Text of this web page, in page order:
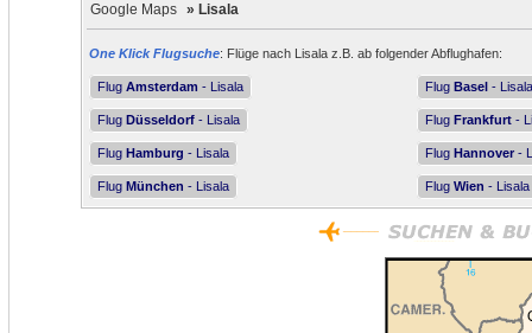
Google Maps » Lisala
One Klick Flugsuche: Flüge nach Lisala z.B. ab folgender Abflughafen:
Flug Amsterdam - Lisala Flug Basel - Lisala
Flug Düsseldorf - Lisala Flug Frankfurt -
Flug Hamburg - Lisala Flug Hannover -
Flug München - Lisala Flug Wien - Lisala